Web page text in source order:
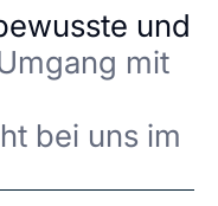
und
mit
bei uns im